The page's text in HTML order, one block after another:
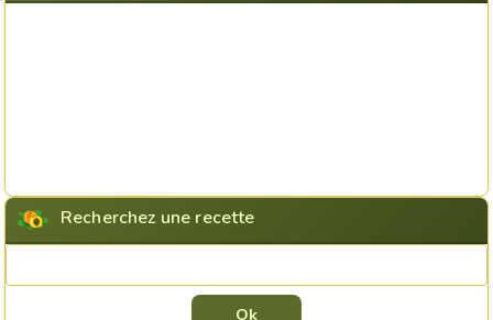
Recherchez une recette